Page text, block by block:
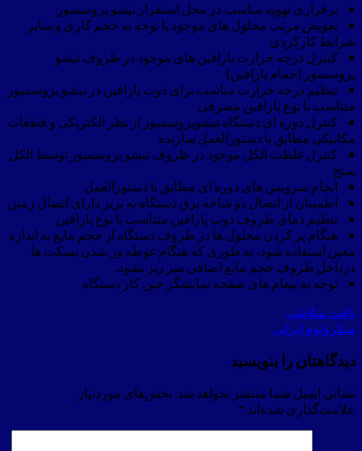
• برقراری تهویه مناسب در محل استقرار تیشو پروسسور
• تعویض مرتب محلول های موجود با توجه به حجم کاری و سایر
شرایط کارکردی
• کنترل درجه حرارت پارافین های موجود در ظروف تیشو
پروسسور (حمام پارافین)
• تنظیم درجه حرارت مناسب برای ذوب پارافین در تیشو پروسسور
متناسب با نوع پارافین مصرفی
• کنترل دوره ای دستگاه تیشوپروسسور از نظر الکتریکی و قطعات
مکانیکی مطابق با دستورالعمل سازنده
• کنترل غلظت الکل موجود در ظروف تیشو پروسسور توسط الکل
سنج
• انجام سرویس های دوره ای مطابق با دستورالعمل
• اطمینان از اتصال دو شاخه برق دستگاه به پریز دارای اتصال زمین
• تنظیم دمای ظروف ذوب پارافین متناسب با نوع پارافین
• هنگام پر کردن محلول ها در ظروف دستگاه از حجم مایع به اندازه
معین استفاده شود، به طوری که هنگام غوطه ور شدن بسکت ها
درداخل ظروف حجم مایع اضافی سر ریز نشود.
• توجه به پیغام های صفحه نمایشگر حین کار دستگاه
بافت متلاشی
میکروتوم ایرانی
دیدگاهتان را بنویسید
نشانی ایمیل شما منتشر نخواهد شد. بخش‌های موردنیاز
علامت‌گذاری شده‌اند *